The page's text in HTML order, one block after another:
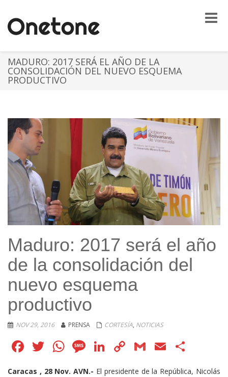
Toggle
MADURO: 2017 SERÁ EL AÑO DE LA
CONSOLIDACIÓN DEL NUEVO ESQUEMA
PRODUCTIVO
Maduro: 2017 será el año
de la consolidación del
nuevo esquema
productivo
NOV 29, 2016 PRENSA CORTESÍA, NOTICIAS
Facebook
Twitter
WhatsApp
Message
LinkedIn
Copy
Link
GmailEmail
Caracas , 28 Nov. AVN.- El presidente de la República, Nicolás